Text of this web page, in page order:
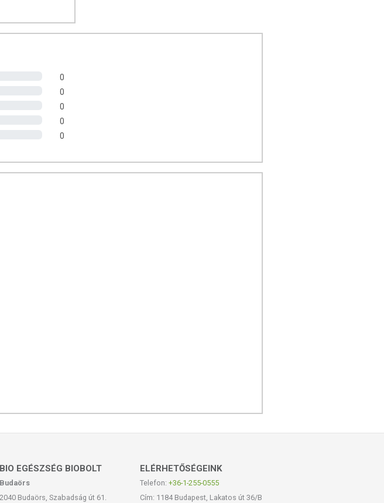
0
0
0
0
0
BIO EGÉSZSÉG BIOBOLT
Budaörs
2040 Budaörs, Szabadság út 61.
ELÉRHETŐSÉGEINK
Telefon: +36-1-255-0555
Cím: 1184 Budapest, Lakatos út 36/B